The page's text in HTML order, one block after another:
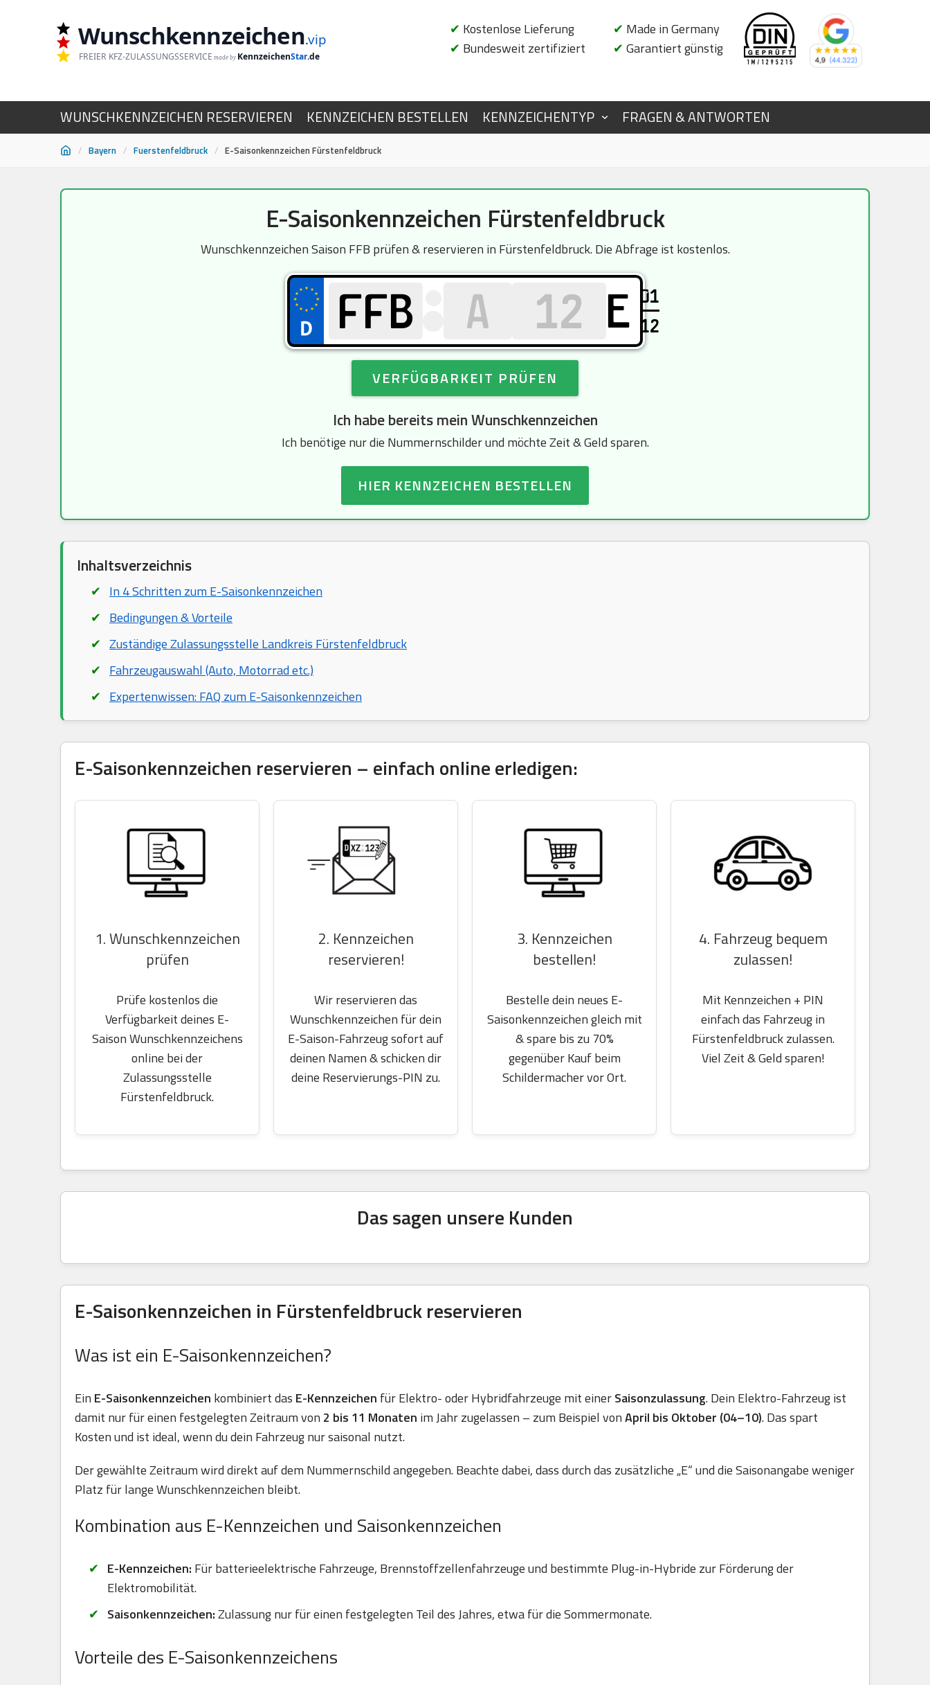
Wunschkennzeichen.vip
FREIER KFZ-ZULASSUNGSSERVICE made by KennzeichenStar.de
✔ Kostenlose Lieferung
✔ Bundesweit zertifiziert
✔ Made in Germany
✔ Garantiert günstig
WUNSCHKENNZEICHEN RESERVIEREN KENNZEICHEN BESTELLEN KENNZEICHENTYP FRAGEN & ANTWORTEN
/ Bayern / Fuerstenfeldbruck / E-Saisonkennzeichen Fürstenfeldbruck
E-Saisonkennzeichen Fürstenfeldbruck
Wunschkennzeichen Saison FFB prüfen & reservieren in Fürstenfeldbruck. Die Abfrage ist kostenlos.
E
01
12
VERFÜGBARKEIT PRÜFEN
Ich habe bereits mein Wunschkennzeichen
Ich benötige nur die Nummernschilder und möchte Zeit & Geld sparen.
HIER KENNZEICHEN BESTELLEN
Inhaltsverzeichnis
In 4 Schritten zum E-Saisonkennzeichen
Bedingungen & Vorteile
Zuständige Zulassungsstelle Landkreis Fürstenfeldbruck
Fahrzeugauswahl (Auto, Motorrad etc.)
Expertenwissen: FAQ zum E-Saisonkennzeichen
E-Saisonkennzeichen reservieren – einfach online erledigen:
1. Wunschkennzeichen
prüfen
Prüfe kostenlos die
Verfügbarkeit deines E-
Saison Wunschkennzeichens
online bei der
Zulassungsstelle
Fürstenfeldbruck.
2. Kennzeichen
reservieren!
Wir reservieren das
Wunschkennzeichen für dein
E-Saison-Fahrzeug sofort auf
deinen Namen & schicken dir
deine Reservierungs-PIN zu.
3. Kennzeichen
bestellen!
Bestelle dein neues E-
Saisonkennzeichen gleich mit
& spare bis zu 70%
gegenüber Kauf beim
Schildermacher vor Ort.
4. Fahrzeug bequem
zulassen!
Mit Kennzeichen + PIN
einfach das Fahrzeug in
Fürstenfeldbruck zulassen.
Viel Zeit & Geld sparen!
Das sagen unsere Kunden
E-Saisonkennzeichen in Fürstenfeldbruck reservieren
Was ist ein E-Saisonkennzeichen?
Ein E-Saisonkennzeichen kombiniert das E-Kennzeichen für Elektro- oder Hybridfahrzeuge mit einerSaisonzulassung. Dein Elektro-Fahrzeug ist
damit nur für einen festgelegten Zeitraum von 2 bis 11 Monaten im Jahr zugelassen – zum Beispiel vonApril bis Oktober (04–10). Das spart
Kosten und ist ideal, wenn du dein Fahrzeug nur saisonal nutzt.
Der gewählte Zeitraum wird direkt auf dem Nummernschild angegeben. Beachte dabei, dass durch das zusätzliche „E“ und die Saisonangabe weniger
Platz für lange Wunschkennzeichen bleibt.
Kombination aus E-Kennzeichen und Saisonkennzeichen
E-Kennzeichen: Für batterieelektrische Fahrzeuge, Brennstoffzellenfahrzeuge und bestimmte Plug-in-Hybride zur Förderung der
Elektromobilität.
Saisonkennzeichen:Zulassung nur für einen festgelegten Teil des Jahres, etwa für die Sommermonate.
Vorteile des E-Saisonkennzeichens